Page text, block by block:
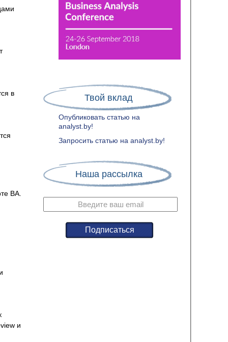
в
BA.
и
Твой вклад
Опубликовать статью на
analyst.by!
Запросить статью на analyst.by!
Наша рассылка